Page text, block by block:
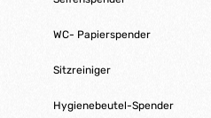
WC- Papierspender
Sitzreiniger
Hygienebeutel-Spender